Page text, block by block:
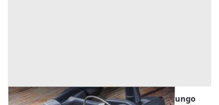
Apparecchi di Sollevamento all'asta a Vicolungo